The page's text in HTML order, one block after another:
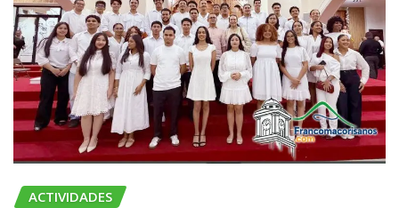
ACTIVIDADES